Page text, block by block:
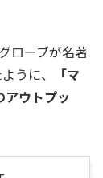
ローブが名著
うに、
「マ
アウトプッ